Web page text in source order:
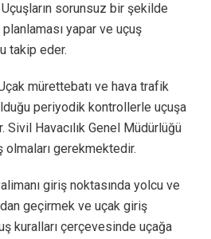
Uçuşların sorunsuz bir şekilde
yapar ve uçuş
takip eder.
mürettebatı ve hava trafik
periyodik kontrollerle uçuşa
Havacılık Genel Müdürlüğü
olmaları gerekmektedir.
giriş noktasında yolcu ve
geçirmek ve uçak giriş
kuralları çerçevesinde uçağa